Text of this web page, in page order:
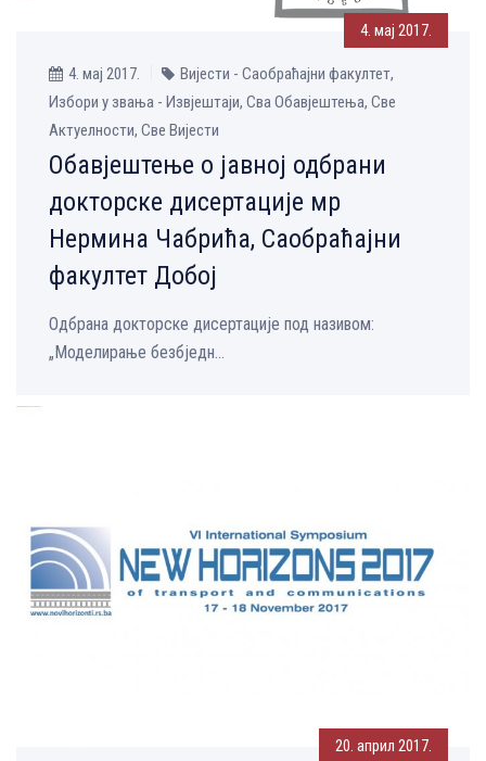
4. мај 2017.
4. мај 2017.
Вијести - Саобраћајни факултет,
Избори у звања - Извјештаји, Сва Обавјештења, Све
Aктуелности, Све Вијести
Обавјештење о јавној одбрани
докторске дисертације мр
Нермина Чабрића, Саобраћајни
факултет Добој
Одбрана докторске дисертације под називом:
„Моделирање безбједн...
20. април 2017.